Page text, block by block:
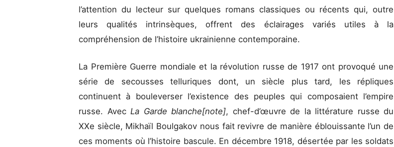
l’attention du lecteur sur quelques romans classiques ou récents qui, outre
leurs qualités intrinsèques, offrent des éclairages variés utiles à la
compréhension de l’histoire ukrainienne contemporaine.
La Première Guerre mondiale et la révolution russe de 1917 ont provoqué une
série de secousses telluriques dont, un siècle plus tard, les répliques
continuent à bouleverser l’existence des peuples qui composaient l’empire
russe. Avec La Garde blanche[note], chef-d’œuvre de la littérature russe du
XXe siècle, Mikhaïl Boulgakov nous fait revivre de manière éblouissante l’un de
ces moments où l’histoire bascule. En décembre 1918, désertée par les soldats